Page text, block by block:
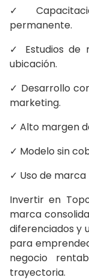
✓
permanente.
✓ Estudios de
ubicación.
✓ Desarrollo
marketing.
✓ Alto margen
✓ Modelo sin
✓ Uso de
Invertir en
marca
diferenciados y
para
negocio
trayectoria.